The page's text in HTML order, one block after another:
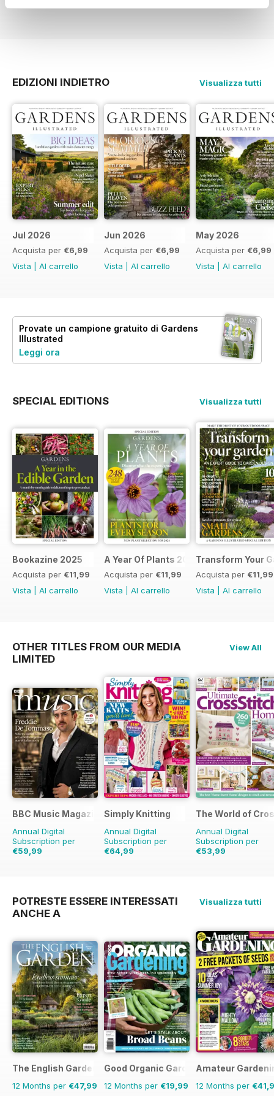
EDIZIONI INDIETRO Visualizza tutti
Jul 2026
Acquista per €6,99
Vista
Al carrello
Jun 2026
Acquista per €6,99
Vista
Al carrello
May 2026
Acquista per €6,99
Vista
Al carrello
Provate un campione gratuito di Gardens
Illustrated
Leggi ora
SPECIAL EDITIONS Visualizza tutti
Bookazine 2025
Acquista per €11,99
Vista
Al carrello
A Year Of Plants 2024
Acquista per €11,99
Vista
Al carrello
Transform Your
Acquista per €11,99
Vista
Al carrello
OTHER TITLES FROM OUR MEDIA
LIMITED
View All
BBC Music Magazine
Annual Digital
Subscription per
€59,99
Simply Knitting
Annual Digital
Subscription per
€64,99
The World of
Annual Digital
Subscription per
€53,99
POTRESTE ESSERE INTERESSATI
ANCHE A
Visualizza tutti
The English Garden
12 Months per €47,99
Good Organic Gardening
12 Months per €19,99
Amateur
12 Months per